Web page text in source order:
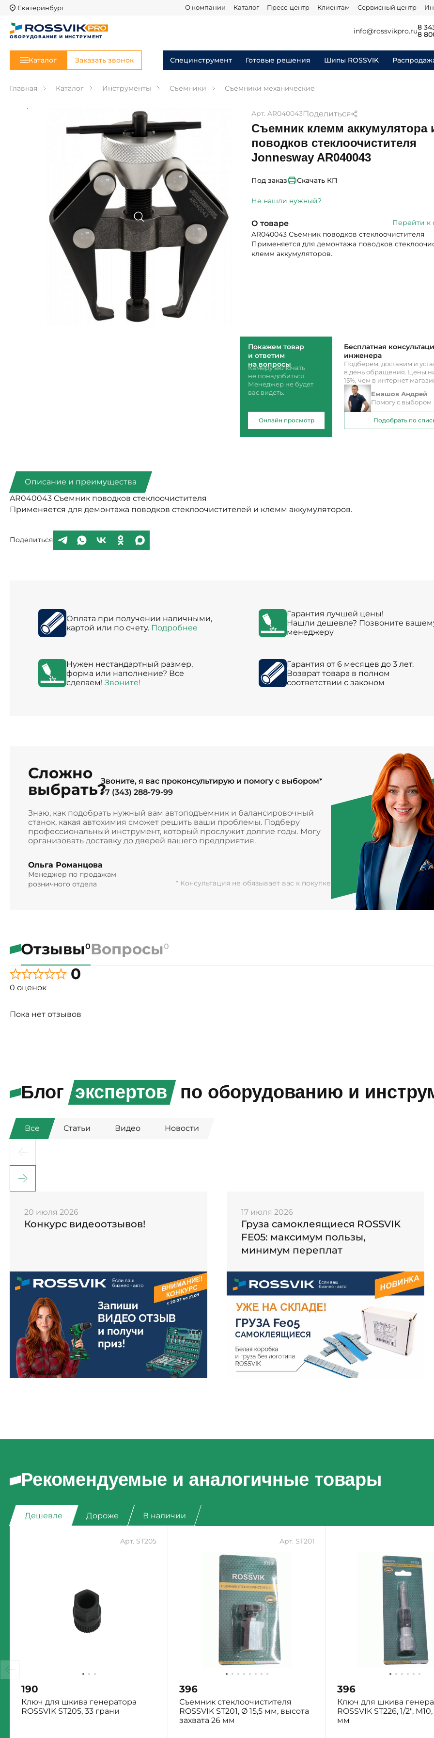
Екатеринбург О компании Каталог Пресс-центр Клиентам Сервисный центр
ОБОРУДОВАНИЕ И ИНСТРУМЕНТ
info@rossvikpro.ru8
8
Каталог Заказать звонок Специнструмент Готовые решения Шипы ROSSVIK
Главная Каталог Инструменты Съемники Съемники механические
Арт. AR040043Поделиться
Съемник клемм аккумулятора
поводков стеклоочистителя
Jonnesway AR040043
Под заказ Скачать КП
Не нашли нужный?
О товаре
Перейти к
AR040043 Съемник поводков стеклоочистителя
Применяется для демонтажа поводков
клемм аккумуляторов.
Покажем товар
и ответим
на вопросы
Камеру включать
не понадобиться.
Менеджер не будет
вас видеть.
Онлайн просмотр
Бесплатная
инженера
Подберем, доставим и
в день обращения. Цены
15%, чем в интернет
Емашов Андрей
Помогу с выбором
Подобрать по
Описание и преимущества
AR040043 Съемник поводков стеклоочистителя
Применяется для демонтажа поводков стеклоочистителей и клемм аккумуляторов.
Поделиться
Оплата при получении наличными,
картой или по счету. Подробнее
Гарантия лучшей цены!
Нашли дешевле? Позвоните
менеджеру
Нужен нестандартный размер,
форма или наполнение? Все
сделаем! Звоните!
Гарантия от 6 месяцев до 3 лет.
Возврат товара в полном
соответствии с законом
Сложно
выбрать?Звоните, я вас проконсультирую и помогу с выбором*
+7 (343) 288-79-99
Знаю, как подобрать нужный вам автоподъемник и балансировочный
станок, какая автохимия сможет решить ваши проблемы. Подберу
профессиональный инструмент, который прослужит долгие годы. Могу
организовать доставку до дверей вашего предприятия.
Ольга Романцова
Менеджер по продажам
розничного отдела
* Консультация не обязывает вас к покупке
Отзывы0Вопросы0
0
0 оценок
Пока нет отзывов
Блог экспертов по оборудованию и
Все Статьи Видео Новости
20 июля 2026
Конкурс видеоотзывов!
17 июля 2026
Груза самоклеящиеся ROSSVIK
FE05: максимум пользы,
минимум переплат
Рекомендуемые и аналогичные товары
Дешевле Дороже В наличии
Арт. ST205
190
Ключ для шкива генератора
ROSSVIK ST205, 33 грани
Арт. ST201
396
Съемник стеклоочистителя
ROSSVIK ST201, Ø 15,5 мм, высота
захвата 26 мм
396
Ключ для шкива
ROSSVIK ST226, 1/2",
мм